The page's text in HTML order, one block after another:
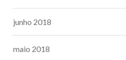
junho 2018
maio 2018